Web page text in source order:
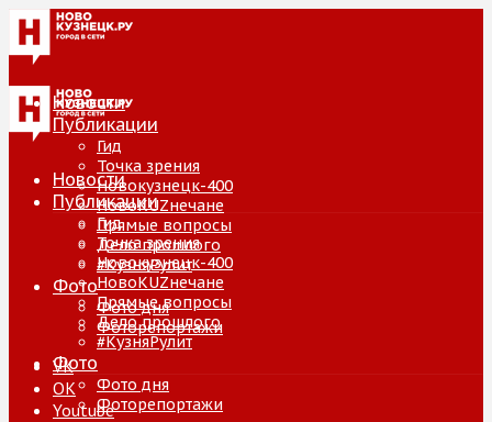
Новости
Публикации
Гид
Точка зрения
Новокузнецк-400
НовоKUZнечане
Прямые вопросы
Дело прошлого
#КузняРулит
Фото
Фото дня
Фоторепортажи
VK
ОК
Youtube
Новости
Публикации
Гид
Точка зрения
Новокузнецк-400
НовоKUZнечане
Прямые вопросы
Дело прошлого
#КузняРулит
Фото
Фото дня
Фоторепортажи